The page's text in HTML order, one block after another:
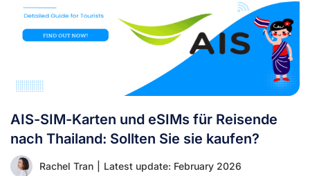
AIS-SIM-Karten und eSIMs für Reisende
nach Thailand: Sollten Sie sie kaufen?
Rachel Tran Latest update: February 2026